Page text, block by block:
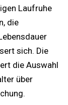
Laufruhe
die
sich. Die
die Auswahl
über